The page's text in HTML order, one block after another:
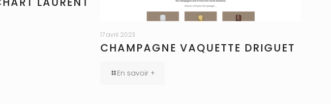
17 avril 2023
CHAMPAGNE VAQUETTE DRIGUET
En savoir +